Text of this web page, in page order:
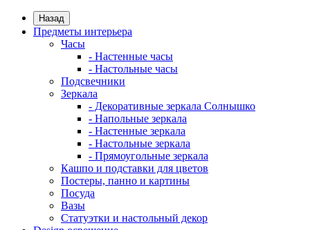
Назад
Предметы интерьера
Часы
- Настенные часы
- Настольные часы
Подсвечники
Зеркала
- Декоративные зеркала Солнышко
- Напольные зеркала
- Настенные зеркала
- Настольные зеркала
- Прямоугольные зеркала
Кашпо и подставки для цветов
Постеры, панно и картины
Посуда
Вазы
Статуэтки и настольный декор